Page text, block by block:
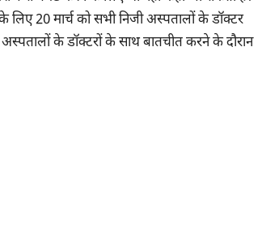
20 मार्च को सभी निजी अस्पतालों के डॉक्टर
के डॉक्टरों के साथ बातचीत करने के दौरान